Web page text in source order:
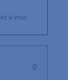
à vous
0